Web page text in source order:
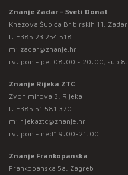
Znanje Zadar - Sveti Donat
Knezova Šubića Bribirskih 11, Zadar
t: +385 23 254 518
m: zadar@znanje.hr
rv: pon - pet 08:00 - 20:00; sub
Znanje Rijeka ZTC
Zvonimirova 3, Rijeka
t: +385 51 581 370
m: rijekaztc@znanje.hr
rv: pon - ned* 9:00-21:00
Znanje Frankopanska
Frankopanska 5a, Zagreb